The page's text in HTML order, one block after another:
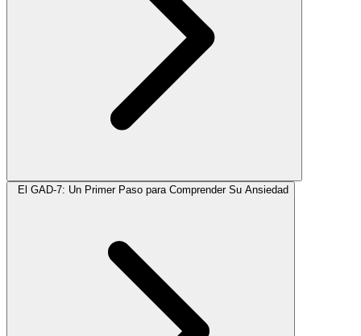
El GAD-7: Un Primer Paso para Comprender Su Ansiedad